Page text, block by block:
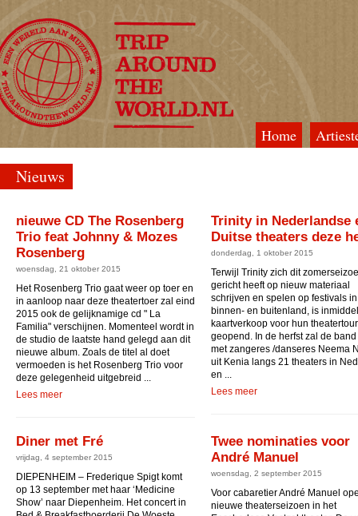
Home
Nieuws
nieuwe CD The Rosenberg
Trio feat Johnny & Mozes
Rosenberg
woensdag, 21 oktober 2015
Het Rosenberg Trio gaat weer op toer en
in aanloop naar deze theatertoer zal eind
2015 ook de gelijknamige cd " La
Familia" verschijnen. Momenteel wordt in
de studio de laatste hand gelegd aan dit
nieuwe album. Zoals de titel al doet
vermoeden is het Rosenberg Trio voor
deze gelegenheid uitgebreid ...
Lees meer
Trinity in Nederlandse
Duitse theaters deze
donderdag, 1 oktober 2015
Terwijl Trinity zich dit
gericht heeft op nieuw materiaal
schrijven en spelen op festivals in
binnen- en buitenland, is
kaartverkoop voor hun theatertour
geopend. In de herfst zal de
met zangeres /danseres Neema
uit Kenia langs 21 theaters in
en ...
Lees meer
Diner met Fré
vrijdag, 4 september 2015
DIEPENHEIM – Frederique Spigt komt
op 13 september met haar ‘Medicine
Show’ naar Diepenheim. Het concert in
Twee nominaties voor
André Manuel
woensdag, 2 september 2015
Voor cabaretier André Manuel
nieuwe theaterseizoen in het